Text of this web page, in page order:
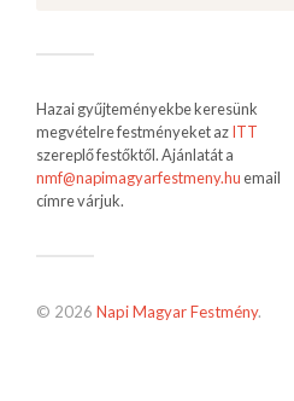
Hazai gyűjteményekbe keresünk
megvételre festményeket azITT
szereplő festőktől. Ajánlatát a
nmf@napimagyarfestmeny.hu email
címre várjuk.
© 2026 Napi Magyar Festmény.